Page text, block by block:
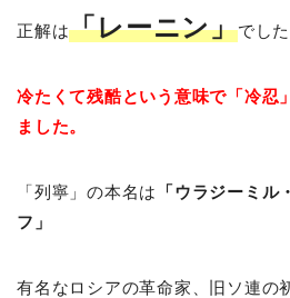
正解は「レーニン」でした
冷たくて残酷という意味で「冷忍
ました。
「列寧」の本名は
「ウラジーミル
フ」
有名なロシアの革命家、旧ソ連の